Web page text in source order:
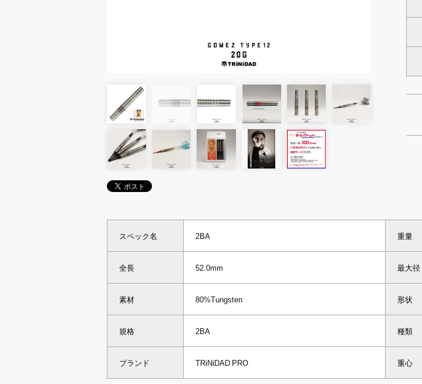
スペック名 2BA
全長 52.0mm
素材 80%Tungsten
規格 2BA
ブランド TRiNiDAD PRO
重量
最大径
形状
種類
重心